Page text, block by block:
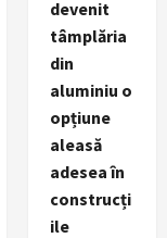
devenit
tâmplăria
din
aluminiu o
opțiune
aleasă
adesea în
construcți
ile